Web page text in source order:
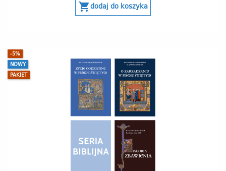
shopping_cartdodaj do koszyka
-5%
NOWY
PAKIET